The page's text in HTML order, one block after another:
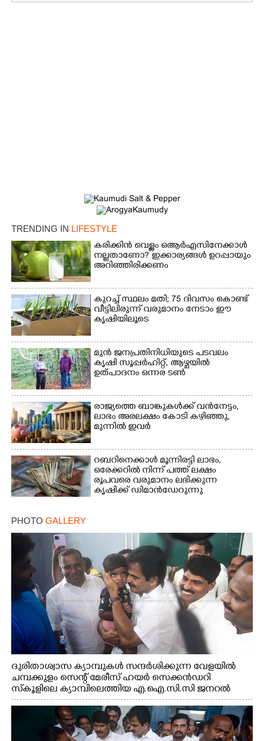
TRENDING IN LIFESTYLE
കരിക്കിൻ വെള്ളം ഒആർഎസിനേക്കാൾ
നല്ലതാണോ? ഇക്കാര്യങ്ങൾ ഉറപ്പായും
അറിഞ്ഞിരിക്കണം
കുറച്ച് സ്ഥലം മതി; 75 ദിവസം കൊണ്ട്
വീട്ടിലിരുന്ന് വരുമാനം നേടാം ഈ
കൃഷിയിലൂടെ
മുൻ ജനപ്രതിനിധിയുടെ പടവലം
കൃഷി സൂപ്പർഹിറ്റ്,​ ആഴ്ചയിൽ
ഉത്പാദനം ഒന്നര ടൺ
രാജ്യത്തെ ബാങ്കുകൾക്ക് വൻനേട്ടം,​
ലാഭം അരലക്ഷം കോടി കഴിഞ്ഞു,​
മുന്നിൽ ഇവർ
റബറിനെക്കാൾ മൂന്നിരട്ടി ലാഭം,​
ഒരേക്കറിൽ നിന്ന് പത്ത് ലക്ഷം
രൂപവരെ വരുമാനം ലഭിക്കുന്ന
കൃഷിക്ക് ഡിമാൻഡേറുന്നു
PHOTO GALLERY
ദുരിതാശ്വാസ ക്യാമ്പുകൾ സന്ദർശിക്കുന്ന വേളയിൽ
ചമ്പക്കുളം സെന്റ് മേരീസ് ഹയർ സെക്കൻഡറി
സ്കൂളിലെ ക്യാമ്പിലെത്തിയ എ.ഐ.സി.സി ജനറൽ
സെക്രട്ടറി കെ.സി വേണുഗോപാൽ എം.പി കുരുന്നിനെ
എടുത്ത് ലാളിച്ചപ്പോൾ. സഹകരണ-എക്സൈസ്
വകുപ്പ് മന്ത്രി എം. ലിജു, കൃഷിവകുപ്പ് മന്ത്രി ടി. സിദ്ദിഖ്,
റെജി ചെറിയാൻ എം. എൽ. എ എന്നിവർ സമീപം
Copy Link